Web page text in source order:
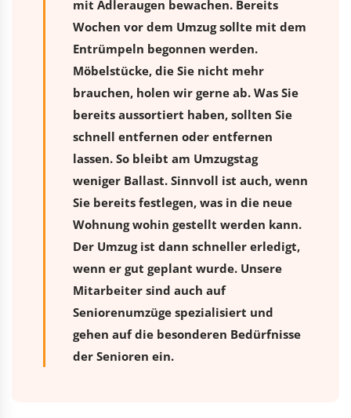
mit Adleraugen bewachen. Bereits
Wochen vor dem Umzug sollte mit dem
Entrümpeln begonnen werden.
Möbelstücke, die Sie nicht mehr
brauchen, holen wir gerne ab. Was Sie
bereits aussortiert haben, sollten Sie
schnell entfernen oder entfernen
lassen. So bleibt am Umzugstag
weniger Ballast. Sinnvoll ist auch, wenn
Sie bereits festlegen, was in die neue
Wohnung wohin gestellt werden kann.
Der Umzug ist dann schneller erledigt,
wenn er gut geplant wurde. Unsere
Mitarbeiter sind auch auf
Seniorenumzüge spezialisiert und
gehen auf die besonderen Bedürfnisse
der Senioren ein.